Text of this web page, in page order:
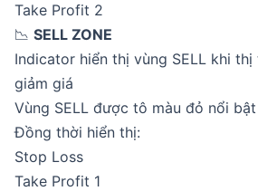
Take Profit 2
📉 SELL ZONE
Indicator hiển thị vùng SELL khi
giảm giá
Vùng SELL được tô màu đỏ nổi bật
Đồng thời hiển thị:
Stop Loss
Take Profit 1